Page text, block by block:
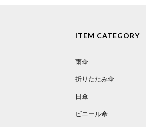
ITEM CATEGORY
雨傘
折りたたみ傘
日傘
ビニール傘